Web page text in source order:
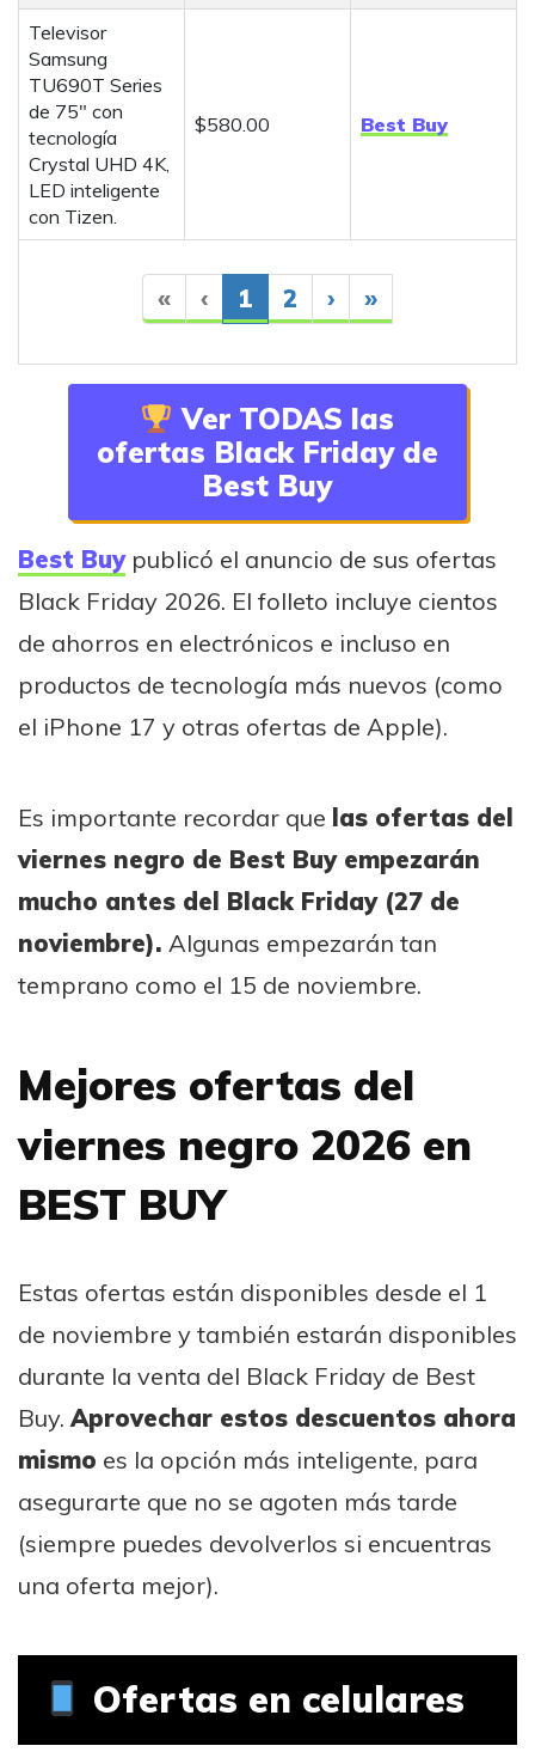
« ‹ 1 2 › »
Televisor
Samsung
TU690T Series
de 75" con
tecnología
Crystal UHD 4K,
LED inteligente
con Tizen.
$580.00 Best Buy
Ver TODAS las
ofertas Black Friday de
Best Buy
Best Buypublicó el anuncio de sus ofertas
Black Friday 2026. El folleto incluye cientos
de ahorros en electrónicos e incluso en
productos de tecnología más nuevos (como
el iPhone 17 y otras ofertas de Apple).
Es importante recordar que las ofertas del
viernes negro de Best Buy empezarán
mucho antes del Black Friday (27 de
noviembre). Algunas empezarán tan
temprano como el 15 de noviembre.
Mejores ofertas del
viernes negro 2026 en
BEST BUY
Estas ofertas están disponibles desde el 1
de noviembre y también estarán disponibles
durante la venta del Black Friday de Best
Buy.Aprovechar estos descuentos ahora
mismo es la opción más inteligente, para
asegurarte que no se agoten más tarde
(siempre puedes devolverlos si encuentras
una oferta mejor).
Ofertas en celulares